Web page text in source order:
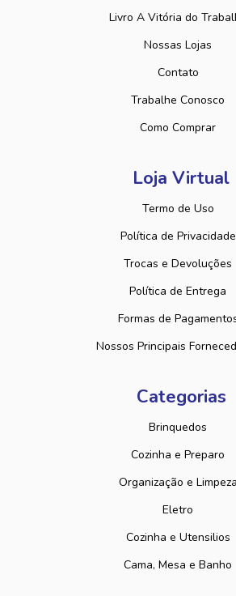
Livro A Vitória do
Nossas Lojas
Contato
Trabalhe Conosco
Como Comprar
Loja Virtual
Termo de Uso
Política de Privacidade
Trocas e Devoluções
Política de Entrega
Formas de
Nossos Principais
Categorias
Brinquedos
Cozinha e Preparo
Organização e Limpeza
Eletro
Cozinha e Utensilios
Cama, Mesa e Banho